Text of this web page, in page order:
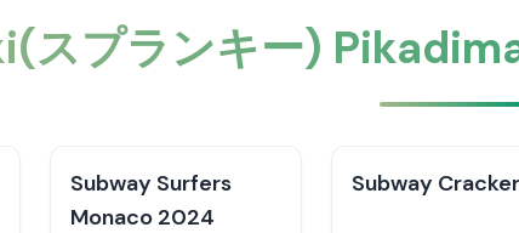
スプランキー)
Subway Surfers
Monaco 2024
Subway